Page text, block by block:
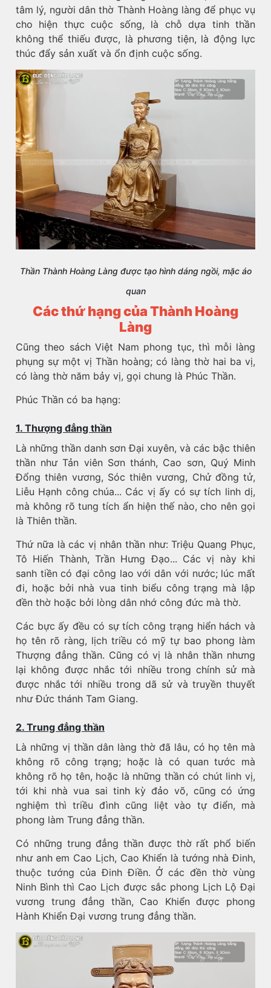
tâm lý, người dân thờ Thành Hoàng làng để phục vụ
cho hiện thực cuộc sống, là chỗ dựa tinh thần
không thể thiếu được, là phương tiện, là động lực
thúc đẩy sản xuất và ổn định cuộc sống.
Thần Thành Hoàng Làng được tạo hình dáng ngồi, mặc áo
quan
Các thứ hạng của Thành Hoàng
Làng
Cũng theo sách Việt Nam phong tục, thì mỗi làng
phụng sự một vị Thần hoàng; có làng thờ hai ba vị,
có làng thờ năm bảy vị, gọi chung là Phúc Thần.
Phúc Thần có ba hạng:
1. Thượng đẳng thần
Là những thần danh sơn Đại xuyên, và các bậc thiên
thần như Tản viên Sơn thánh, Cao sơn, Quý Minh
Đổng thiên vương, Sóc thiên vương, Chử đồng tử,
Liễu Hạnh công chúa... Các vị ấy có sự tích linh dị,
mà không rõ tung tích ẩn hiện thế nào, cho nên gọi
là Thiên thần.
Thứ nữa là các vị nhân thần như: Triệu Quang Phục,
Tô Hiến Thành, Trần Hưng Đạo... Các vị này khi
sanh tiền có đại công lao với dân với nước; lúc mất
đi, hoặc bởi nhà vua tinh biểu công trạng mà lập
đền thờ hoặc bởi lòng dân nhớ công đức mà thờ.
Các bực ấy đều có sự tích công trạng hiển hách và
họ tên rõ ràng, lịch triều có mỹ tự bao phong làm
Thượng đẳng thần. Cũng có vị là nhân thần nhưng
lại không được nhắc tới nhiều trong chính sử mà
được nhắc tới nhiều trong dã sử và truyền thuyết
như Đức thánh Tam Giang.
2. Trung đẳng thần
Là những vị thần dân làng thờ đã lâu, có họ tên mà
không rõ công trạng; hoặc là có quan tước mà
không rõ họ tên, hoặc là những thần có chút linh vị,
tới khi nhà vua sai tinh kỳ đảo võ, cũng có ứng
nghiệm thì triều đình cũng liệt vào tự điển, mà
phong làm Trung đẳng thần.
Có những trung đẳng thần được thờ rất phổ biến
như anh em Cao Lịch, Cao Khiển là tướng nhà Đinh,
thuộc tướng của Đinh Điền. Ở các đền thờ vùng
Ninh Bình thì Cao Lịch được sắc phong Lịch Lộ Đại
vương trung đẳng thần, Cao Khiển được phong
Hành Khiển Đại vương trung đẳng thần.